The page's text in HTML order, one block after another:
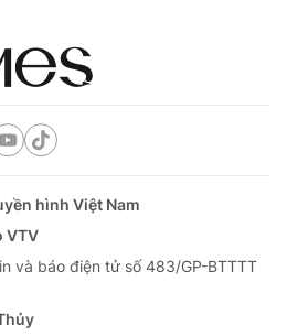
lai
hình Việt Nam
VTV
và báo điện tử số 483/GP-BTTTT